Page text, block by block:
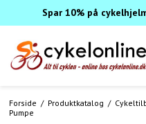
Spar 10% på
Forside / Produktkatalog /
Pumpe